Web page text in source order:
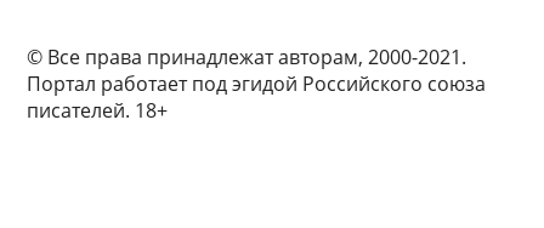
© Все права принадлежат авторам, 2000-2021.
Портал работает под эгидой Российского союза
писателей. 18+